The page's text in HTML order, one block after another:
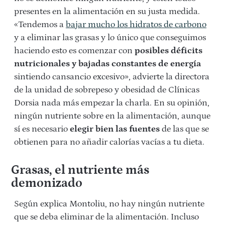
presentes en la alimentación en su justa medida.
«Tendemos a bajar mucho los hidratos de carbono
y a eliminar las grasas y lo único que conseguimos
haciendo esto es comenzar con posibles déficits
nutricionales y bajadas constantes de energía
sintiendo cansancio excesivo», advierte la directora
de la unidad de sobrepeso y obesidad de Clínicas
Dorsia nada más empezar la charla. En su opinión,
ningún nutriente sobre en la alimentación, aunque
sí es necesario elegir bien las fuentes de las que se
obtienen para no añadir calorías vacías a tu dieta.
Grasas, el nutriente más
demonizado
Según explica Montoliu, no hay ningún nutriente
que se deba eliminar de la alimentación. Incluso